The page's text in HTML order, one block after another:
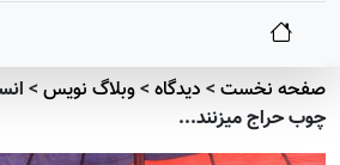
صفحه نخست> دیدگاه>وبلاگ نویس>
چوب حراج می­زنند...